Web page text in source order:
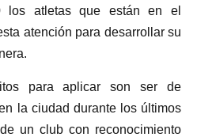
los atletas que están en el
atención para desarrollar su
para aplicar son ser de
la ciudad durante los últimos
un club con reconocimiento